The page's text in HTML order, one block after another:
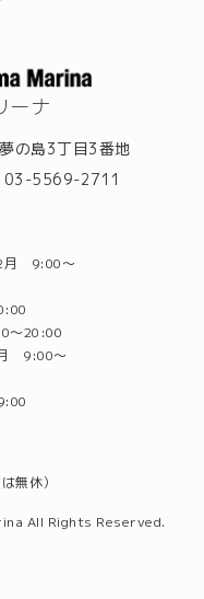
ーナ
の島3丁目3番地
03-5569-2711
月 9:00～
～20:00
9:00～
無休）
All Rights Reserved.